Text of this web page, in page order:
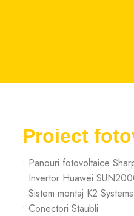
Proiect
• Panouri fotovoltaice
• Invertor Huawei
• Sistem montaj K2
• Conectori Staubli